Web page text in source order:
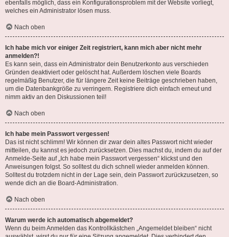
ebenfalls möglich, dass ein Konfigurationsproblem mit der Website vorliegt,
welches ein Administrator lösen muss.
Nach oben
Ich habe mich vor einiger Zeit registriert, kann mich aber nicht mehr
anmelden?!
Es kann sein, dass ein Administrator dein Benutzerkonto aus verschieden
Gründen deaktiviert oder gelöscht hat. Außerdem löschen viele Boards
regelmäßig Benutzer, die für längere Zeit keine Beiträge geschrieben haben,
um die Datenbankgröße zu verringern. Registriere dich einfach erneut und
nimm aktiv an den Diskussionen teil!
Nach oben
Ich habe mein Passwort vergessen!
Das ist nicht schlimm! Wir können dir zwar dein altes Passwort nicht wieder
mitteilen, du kannst es jedoch zurücksetzen. Dies machst du, indem du auf der
Anmelde-Seite auf „Ich habe mein Passwort vergessen“ klickst und den
Anweisungen folgst. So solltest du dich schnell wieder anmelden können.
Solltest du trotzdem nicht in der Lage sein, dein Passwort zurückzusetzen, so
wende dich an die Board-Administration.
Nach oben
Warum werde ich automatisch abgemeldet?
Wenn du beim Anmelden das Kontrollkästchen „Angemeldet bleiben“ nicht